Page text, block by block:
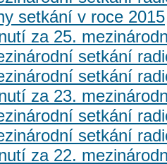
setkání v roce 2015
za 25.
setkání
setkání
za 23.
setkání
setkání
za 22.